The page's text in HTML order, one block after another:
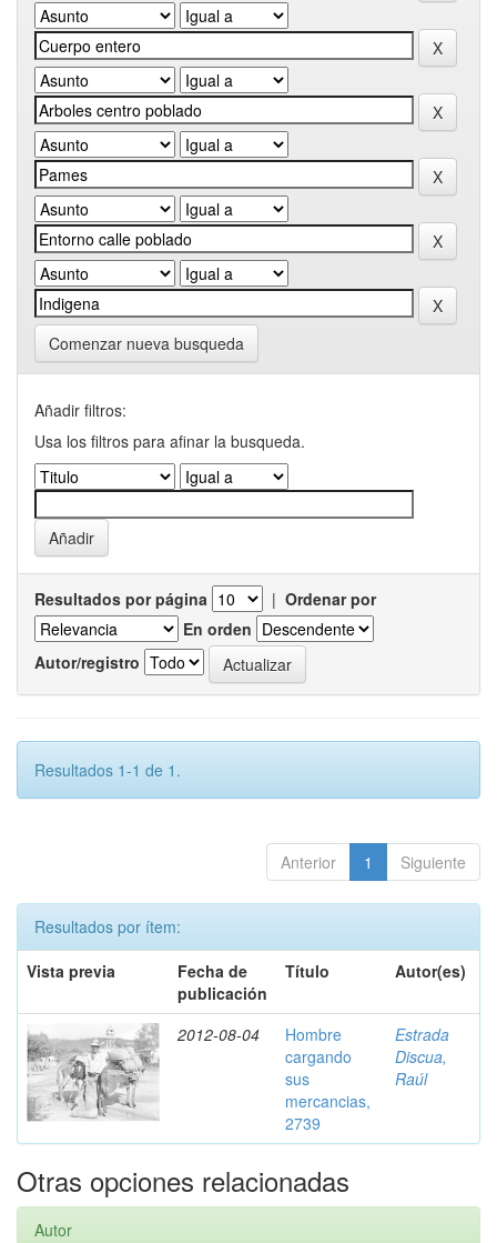
Comenzar nueva busqueda
Añadir filtros:
Usa los filtros para afinar la busqueda.
Resultados por página | Ordenar por
En orden
Autor/registro
Resultados 1-1 de 1.
Anterior 1 Siguiente
Resultados por ítem:
Vista previa
Fecha de
publicación
Título Autor(es)
2012-08-04
Hombre
cargando
sus
mercancias,
2739
Estrada
Discua,
Raúl
Otras opciones relacionadas
Autor